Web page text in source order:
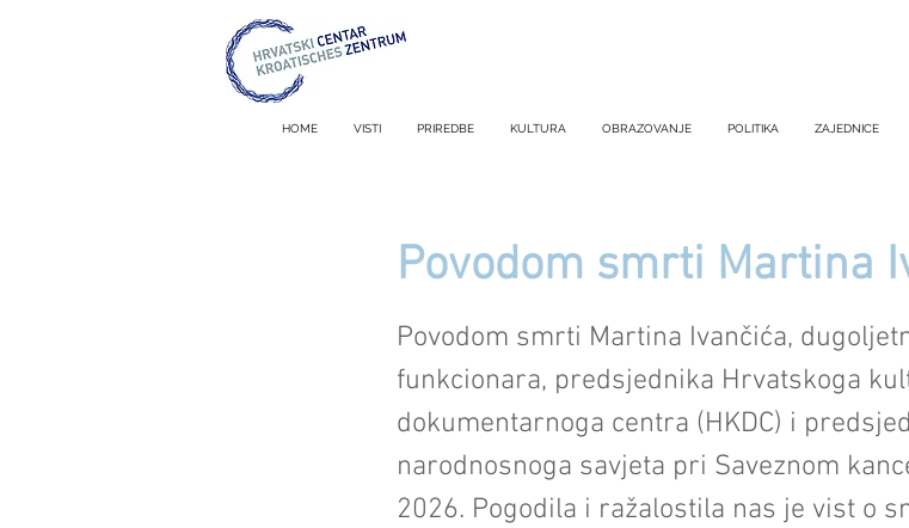
HOME VISTI PRIREDBE KULTURA OBRAZOVANJE POLITIKA ZAJEDNICE
Povodom smrti Martina
Povodom smrti Martina Ivančića,
funkcionara, predsjednika Hrvatskoga
dokumentarnoga centra (HKDC) i
narodnosnoga savjeta pri Saveznom
2026. Pogodila i ražalostila nas je vist o